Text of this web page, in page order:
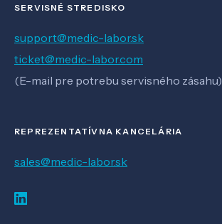
SERVISNÉ STREDISKO
support@medic-labor.sk
ticket@medic-labor.com
(E-mail pre potrebu servisného zásahu)
REPREZENTATÍVNA KANCELÁRIA
sales@medic-labor.sk